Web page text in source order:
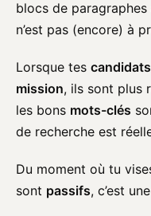
blocs de
n’est pas (encore) à
Lorsque tes candidats
mission, ils sont plus
les bons mots-clés
de recherche est
Du moment où tu
sont passifs, c’est